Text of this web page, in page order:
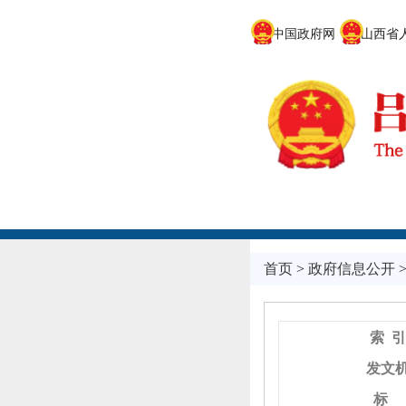
中国政府网 山西省人
首页> 政府信息公开
索
发文
标